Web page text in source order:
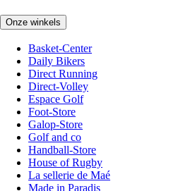
Onze winkels
Basket-Center
Daily Bikers
Direct Running
Direct-Volley
Espace Golf
Foot-Store
Galop-Store
Golf and co
Handball-Store
House of Rugby
La sellerie de Maé
Made in Paradis